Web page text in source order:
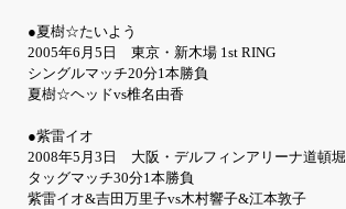
●夏樹☆たいよう
2005年6月5日 東京・新木場 1st RING
シングルマッチ20分1本勝負
夏樹☆ヘッドvs椎名由香
●紫雷イオ
2008年5月3日 大阪・デルフィンアリーナ道頓堀
タッグマッチ30分1本勝負
紫雷イオ&吉田万里子vs木村響子&江本敦子